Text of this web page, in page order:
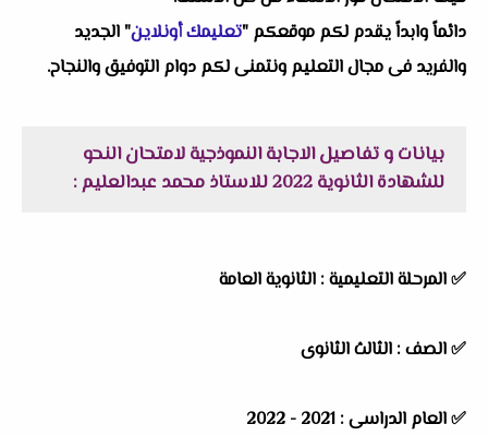
دائماً وابداً يقدم لكم موقعكم "تعليمك أونلاين" الجديد
والفريد فى مجال التعليم ونتمنى لكم دوام التوفيق والنجاح.
بيانات و تفاصيل الاجابة النموذجية لامتحان النحو
للشهادة الثانوية 2022 للاستاذ محمد عبدالعليم :
✅المرحلة التعليمية : الثانوية العامة
✅الصف : الثالث الثانوى
✅العام الدراسى : 2021 - 2022